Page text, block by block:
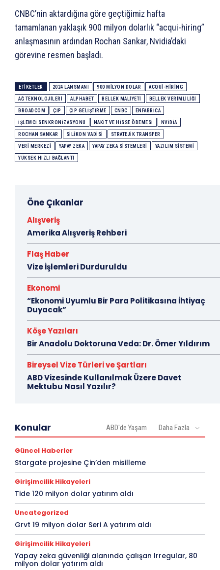
CNBC’nin aktardığına göre geçtiğimiz hafta
tamamlanan yaklaşık 900 milyon dolarlık “acqui-hiring”
anlaşmasının ardından Rochan Sankar, Nvidia’daki
görevine resmen başladı.
ETIKETLER 2024 LANSMANI 900 MILYON DOLAR ACQUI-HIRING
AĞ TEKNOLOJILERI ALPHABET BELLEK MALIYETI BELLEK VERIMLILIĞI
BROADCOM ÇIP ÇIP GELIŞTIRME CNBC ENFABRICA
İŞLEMCI SENKRONIZASYONU NAKIT VE HISSE ÖDEMESI NVIDIA
ROCHAN SANKAR SILIKON VADISI STRATEJIK TRANSFER
VERI MERKEZI YAPAY ZEKA YAPAY ZEKA SISTEMLERI YAZILIM SISTEMI
YÜKSEK HIZLI BAĞLANTI
Öne Çıkanlar
Alışveriş
Amerika Alışveriş Rehberi
Flaş Haber
Vize İşlemleri Durduruldu
Ekonomi
“Ekonomi Uyumlu Bir Para Politikasına İhtiyaç
Duyacak”
Köşe Yazıları
Bir Anadolu Doktoruna Veda: Dr. Ömer Yıldırım
Bireysel Vize Türleri ve Şartları
ABD Vizesinde Kullanılmak Üzere Davet
Mektubu Nasıl Yazılır?
Konular ABD'de Yaşam Daha Fazla
Güncel Haberler
Stargate projesine Çin’den misilleme
Girişimcilik Hikayeleri
Tide 120 milyon dolar yatırım aldı
Uncategorized
Grvt 19 milyon dolar Seri A yatırım aldı
Girişimcilik Hikayeleri
Yapay zeka güvenliği alanında çalışan Irregular, 80
milyon dolar yatırım aldı